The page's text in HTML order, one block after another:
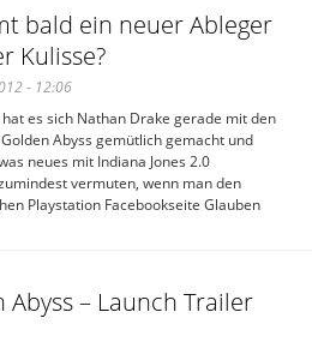
bald ein neuer Ableger
Kulisse?
- 12:06
es sich Nathan Drake gerade mit den
Abyss gemütlich gemacht und
neues mit Indiana Jones 2.0
vermuten, wenn man den
Playstation Facebookseite Glauben
– Launch Trailer